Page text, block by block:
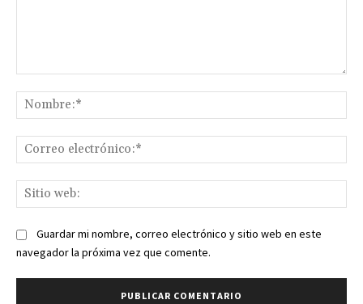
Guardar mi nombre, correo electrónico y sitio web en este
navegador la próxima vez que comente.